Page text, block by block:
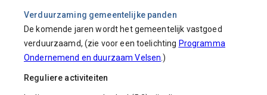
Verduurzaming gemeentelijke panden
De komende jaren wordt het gemeentelijk vastgoed
verduurzaamd, (zie voor een toelichting Programma
Ondernemend en duurzaam Velsen .)
Reguliere activiteiten